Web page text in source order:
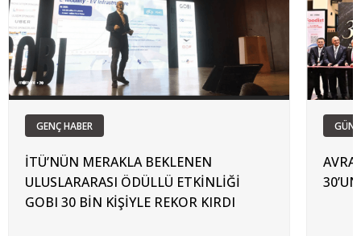
GENÇ HABER
İTÜ’NÜN MERAKLA BEKLENEN
ULUSLARARASI ÖDÜLLÜ ETKİNLİĞİ
GOBI 30 BİN KİŞİYLE REKOR KIRDI